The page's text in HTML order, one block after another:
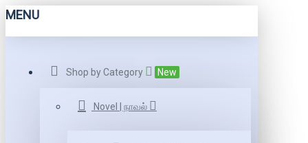
MENU
Shop by Category New
Novel | நாவல்